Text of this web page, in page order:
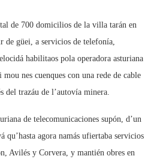
de 700 domicilios de la villa tarán en
de güei, a servicios de telefonía,
habilitaos pola operadora asturiana
mou nes cuenques con una rede de cable
del trazáu de l’autovía minera.
de telecomunicaciones supón, d’un
qu’hasta agora namás ufiertaba servicios
Avilés y Corvera, y mantién obres en